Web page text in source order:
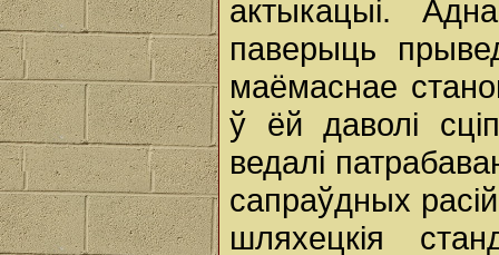
актыкацыі.
паверыць
маёмаснае
ў ёй даволі
ведалі
сапраўдных
шляхецкія